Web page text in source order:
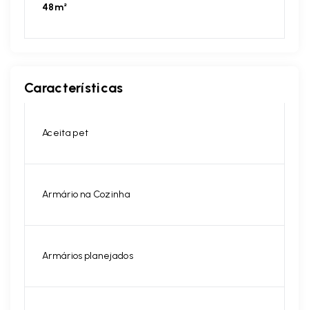
48m²
Características
Aceita pet
Armário na Cozinha
Armários planejados